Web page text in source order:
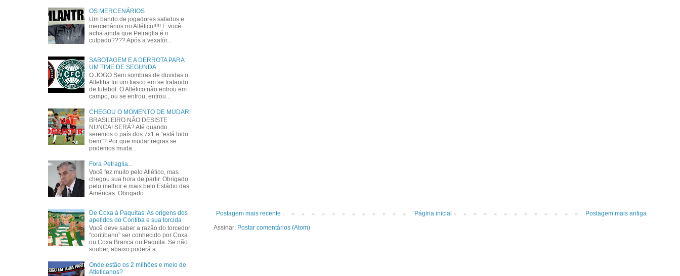
Postagem mais recente Postagem mais antiga
Página inicial
Assinar: Postar comentários (Atom)
OS MERCENÁRIOS
Um bando de jogadores safados e
mercenários no Atlético!!!!! E você
acha ainda que Petraglia é o
culpado???? Após a vexatór...
SABOTAGEM E A DERROTA PARA
UM TIME DE SEGUNDA
O JOGO Sem sombras de duvidas o
Atletiba foi um fiasco em se tratando
de futebol. O Atlético não entrou em
campo, ou se entrou, entrou...
CHEGOU O MOMENTO DE MUDAR!
BRASILEIRO NÃO DESISTE
NUNCA! SERÁ? Até quando
seremos o país dos 7x1 e “está tudo
bem”? Por que mudar regras se
podemos muda...
Fora Petraglia...
Você fez muito pelo Atlético, mas
chegou sua hora de partir. Obrigado
pelo melhor e mais belo Estádio das
Américas. Obrigado ...
De Coxa à Paquitas: As origens dos
apelidos do Coritiba e sua torcida
Você deve saber a razão do torcedor
“coritibano” ser conhecido por Coxa
ou Coxa Branca ou Paquita. Se não
souber, abaixo poderá a...
Onde estão os 2 milhões e meio de
Atleticanos?